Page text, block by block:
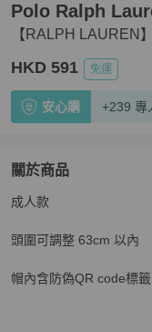
【RALPH LAUREN
Polo Ralph
HKD 591 免運
安心購 +239 專
關於商品
關於【RALPH
成人款
頭圍可調整 63cm 以內
帽內含防偽QR code標籤